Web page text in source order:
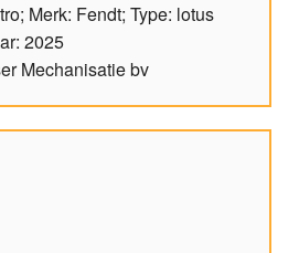
Merk: Fendt; Type: lotus
2025
Mechanisatie bv